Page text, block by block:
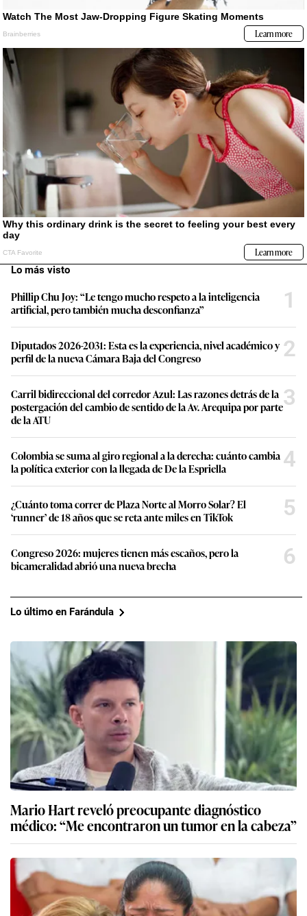
Lo más visto
Phillip Chu Joy: “Le tengo mucho respeto a la inteligencia
artificial, pero también mucha desconfianza”
1
Diputados 2026-2031: Esta es la experiencia, nivel académico y
perfil de la nueva Cámara Baja del Congreso
2
Carril bidireccional del corredor Azul: Las razones detrás de la
postergación del cambio de sentido de la Av. Arequipa por parte
de la ATU
3
Colombia se suma al giro regional a la derecha: cuánto cambia
la política exterior con la llegada de De la Espriella
4
¿Cuánto toma correr de Plaza Norte al Morro Solar? El
‘runner’ de 18 años que se reta ante miles en TikTok
5
Congreso 2026: mujeres tienen más escaños, pero la
bicameralidad abrió una nueva brecha
6
Lo último en Farándula
Mario Hart reveló preocupante diagnóstico
médico: “Me encontraron un tumor en la cabeza”